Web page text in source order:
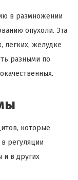
в размножении
опухоли. Эта
легких, желудке
разными по
которые
регуляции
и в других